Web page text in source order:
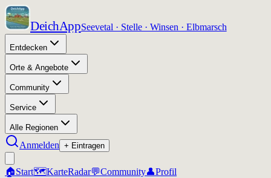
DeichAppSeevetal · Stelle · Winsen · Elbmarsch
Entdecken
Orte & Angebote
Community
Service
Alle Regionen
Anmelden + Eintragen
🏠Start🗺️KarteRadar💬Community👤Profil